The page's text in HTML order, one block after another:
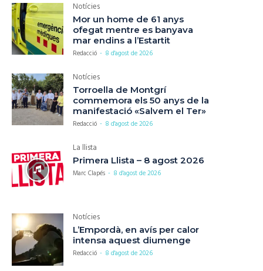
Notícies
Mor un home de 61 anys
ofegat mentre es banyava
mar endins a l’Estartit
Redacció - 8 d'agost de 2026
Notícies
Torroella de Montgrí
commemora els 50 anys de la
manifestació «Salvem el Ter»
Redacció - 8 d'agost de 2026
La llista
Primera Llista – 8 agost 2026
Marc Clapés - 8 d'agost de 2026
Notícies
L’Empordà, en avís per calor
intensa aquest diumenge
Redacció - 8 d'agost de 2026